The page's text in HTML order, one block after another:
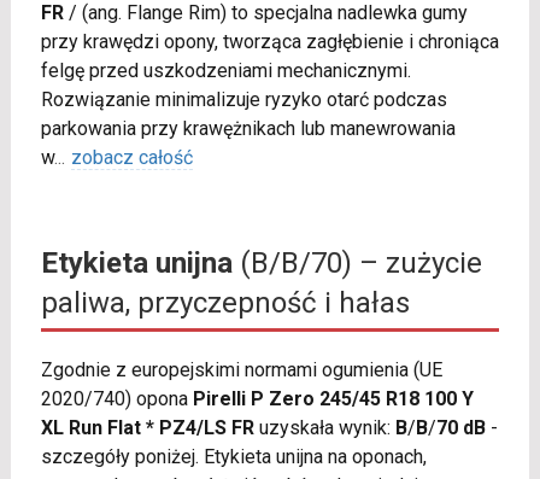
FR/ (ang. Flange Rim) to specjalna nadlewka gumy
przy krawędzi opony, tworząca zagłębienie i chroniąca
felgę przed uszkodzeniami mechanicznymi.
Rozwiązanie minimalizuje ryzyko otarć podczas
parkowania przy krawężnikach lub manewrowania
w... zobacz całość
Etykieta unijna(B/B/70) – zużycie
paliwa, przyczepność i hałas
Zgodnie z europejskimi normami ogumienia (UE
2020/740) opona Pirelli P Zero 245/45 R18 100 Y
XL Run Flat * PZ4/LS FRuzyskała wynik: B/ B/70 dB-
szczegóły poniżej. Etykieta unijna na oponach,